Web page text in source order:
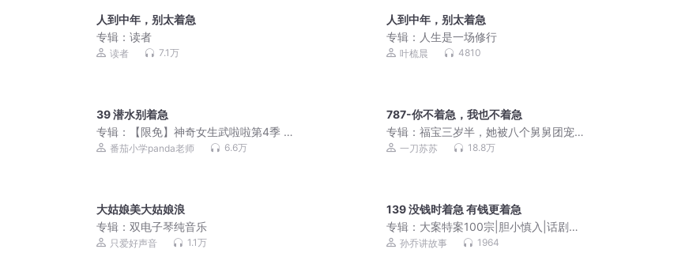
人到中年，别太着急
专辑：读者
读者 7.1万
人到中年，别太着急
专辑： 人生是一场修行
叶梳晨 4810
39 潜水别着急
专辑：
【限免】神奇女生武啦啦第4季 |
爆笑上学记|睡前故事
番茄小学panda老师 6.6万
787-你不着急，我也不着急
专辑：福宝三岁半，她被八个舅舅团宠
了 | 爆笑都市悬疑风水文丨粟宝 | 一刀苏
一刀苏苏 18.8万
大姑娘美大姑娘浪
专辑：双电子琴纯音乐
只爱好声音 1.1万
139 没钱时着急 有钱更着急
专辑： 大案特案100宗|胆小慎入|话剧演
员孙乔演播
孙乔讲故事 1964